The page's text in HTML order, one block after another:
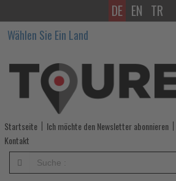
Sommerurlaub
2026:
Türkei
und
Kreuzfahrten
gehören
zu
DE EN TR
Wählen Sie Ein Land
Startseite Ich möchte den Newsletter abonnieren
Kontakt